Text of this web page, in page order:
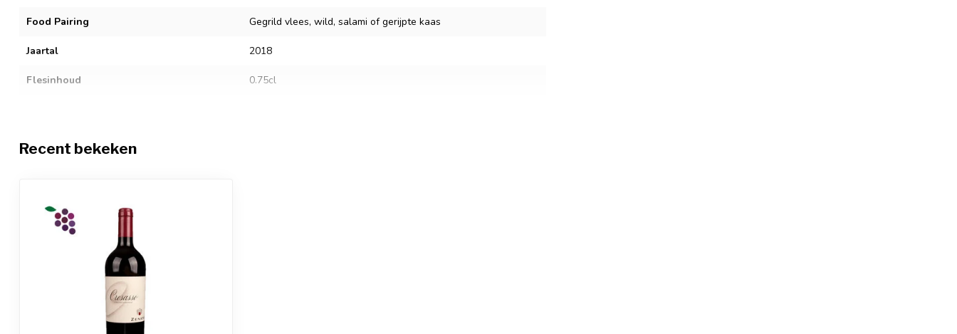
Food Pairing Gegrild vlees, wild, salami of gerijpte kaas
Jaartal 2018
Flesinhoud 0.75cl
Sulfiet allergenen
Recent bekeken